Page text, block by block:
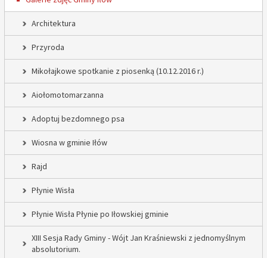
Architektura
Przyroda
Mikołajkowe spotkanie z piosenką (10.12.2016 r.)
Aiołomotomarzanna
Adoptuj bezdomnego psa
Wiosna w gminie Iłów
Rajd
Płynie Wisła
Płynie Wisła Płynie po Iłowskiej gminie
XIII Sesja Rady Gminy - Wójt Jan Kraśniewski z jednomyślnym
absolutorium.